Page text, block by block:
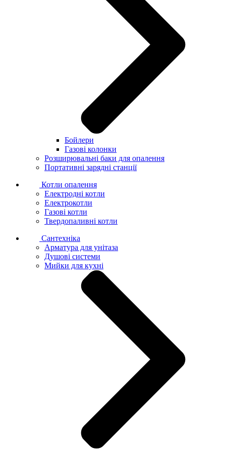
Бойлери
Газові колонки
Розширювальні баки для опалення
Портативні зарядні станції
Котли опалення
Електродні котли
Електрокотли
Газові котли
Твердопаливні котли
Сантехніка
Арматура для унітаза
Душові системи
Мийки для кухні